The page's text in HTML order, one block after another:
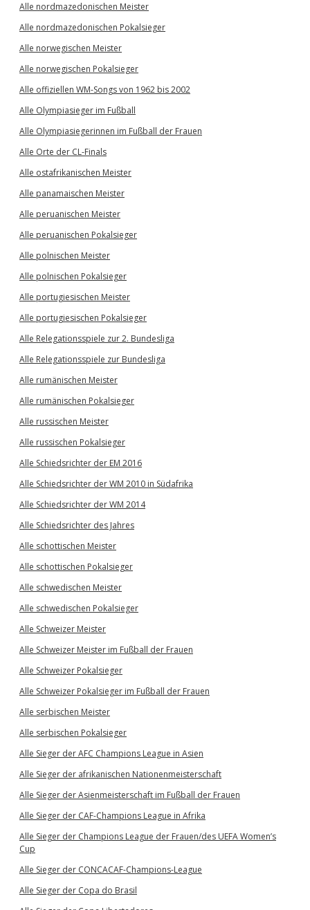
Alle nordmazedonischen Meister
Alle nordmazedonischen Pokalsieger
Alle norwegischen Meister
Alle norwegischen Pokalsieger
Alle offiziellen WM-Songs von 1962 bis 2002
Alle Olympiasieger im Fußball
Alle Olympiasiegerinnen im Fußball der Frauen
Alle Orte der CL-Finals
Alle ostafrikanischen Meister
Alle panamaischen Meister
Alle peruanischen Meister
Alle peruanischen Pokalsieger
Alle polnischen Meister
Alle polnischen Pokalsieger
Alle portugiesischen Meister
Alle portugiesischen Pokalsieger
Alle Relegationsspiele zur 2. Bundesliga
Alle Relegationsspiele zur Bundesliga
Alle rumänischen Meister
Alle rumänischen Pokalsieger
Alle russischen Meister
Alle russischen Pokalsieger
Alle Schiedsrichter der EM 2016
Alle Schiedsrichter der WM 2010 in Südafrika
Alle Schiedsrichter der WM 2014
Alle Schiedsrichter des Jahres
Alle schottischen Meister
Alle schottischen Pokalsieger
Alle schwedischen Meister
Alle schwedischen Pokalsieger
Alle Schweizer Meister
Alle Schweizer Meister im Fußball der Frauen
Alle Schweizer Pokalsieger
Alle Schweizer Pokalsieger im Fußball der Frauen
Alle serbischen Meister
Alle serbischen Pokalsieger
Alle Sieger der AFC Champions League in Asien
Alle Sieger der afrikanischen Nationenmeisterschaft
Alle Sieger der Asienmeisterschaft im Fußball der Frauen
Alle Sieger der CAF-Champions League in Afrika
Alle Sieger der Champions League der Frauen/des UEFA Women’s
Cup
Alle Sieger der CONCACAF-Champions-League
Alle Sieger der Copa do Brasil